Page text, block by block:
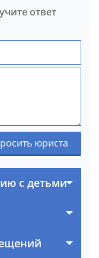
ответ
юриста
с детьми